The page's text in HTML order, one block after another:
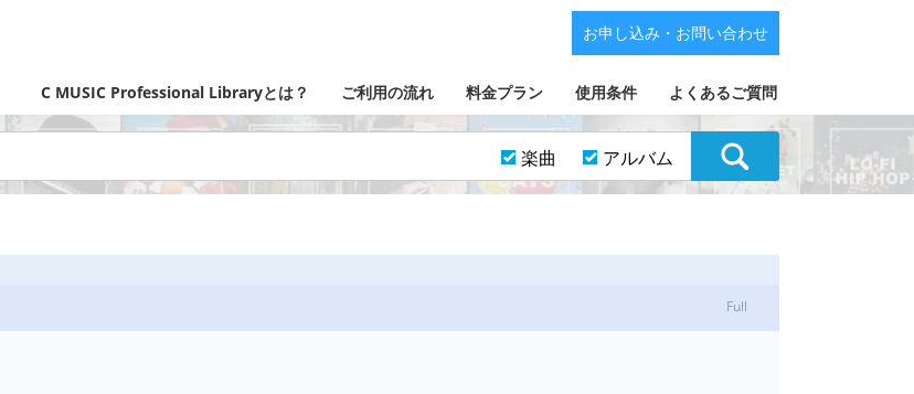
C MUSIC Professional Libraryとは？ ご利用の流れ 料金プラン 使用条件 よくあるご質問
お申し込み・お問い合わせ
楽曲 アルバム
Full